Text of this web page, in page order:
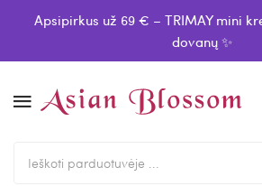
Apsipirkus už 69 € – TRIMAY mini
dovanų ✨